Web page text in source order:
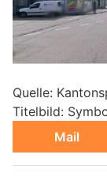
Quelle:
Titelbild:
Mail